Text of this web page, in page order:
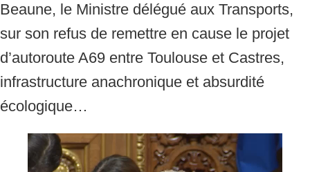
Beaune, le Ministre délégué aux Transports,
sur son refus de remettre en cause le projet
d’autoroute A69 entre Toulouse et Castres,
infrastructure anachronique et absurdité
écologique…